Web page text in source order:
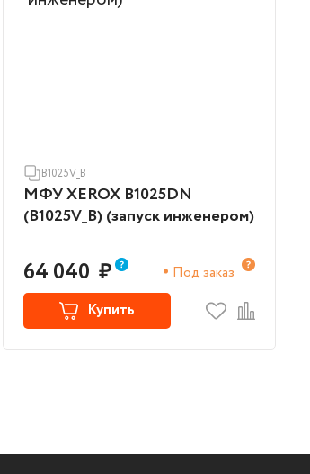
B1025V_B
МФУ XEROX B1025DN
(B1025V_B) (запуск инженером)
64 040 ₽ Под заказ
Купить